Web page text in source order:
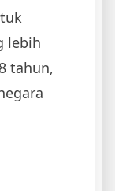
lebih
tahun,